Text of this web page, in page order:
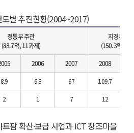
별 추진현황(2004~2017)
정통부 주관
(88.7억, 11과제)
지경부 주
(150.3억, 17
2006 2007 2008
8.9 6.8 67 109.7
2 1 7 12
팜 확산·보급 사업과 ICT 창조마을